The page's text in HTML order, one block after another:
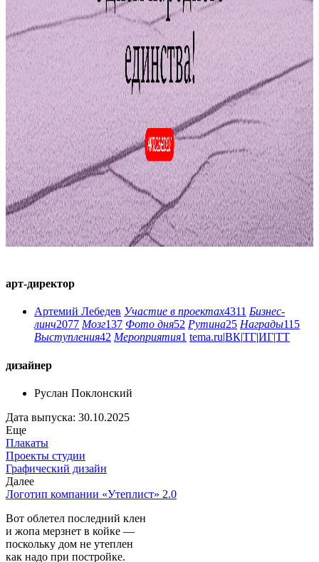
арт-директор
Артемий Лебедев Участие в проектах4311 Бизнес-
линч2077 Мозг137 Фото дня52 Рутина25 Награды115
Выступления42 Мероприятия1 tema.ru|ВК|ТГ|ИГ|ТТ
дизайнер
Руслан Поклонский
Дата выпуска: 30.10.2025
Еще
Плакаты
Проекты студии
Графический дизайн
Далее
Логотип компании «Утеплист» 2.0
Вот облетел последний клен
и жопа мерзнет в койке —
поскольку дом не утеплен
как надо при постройке.